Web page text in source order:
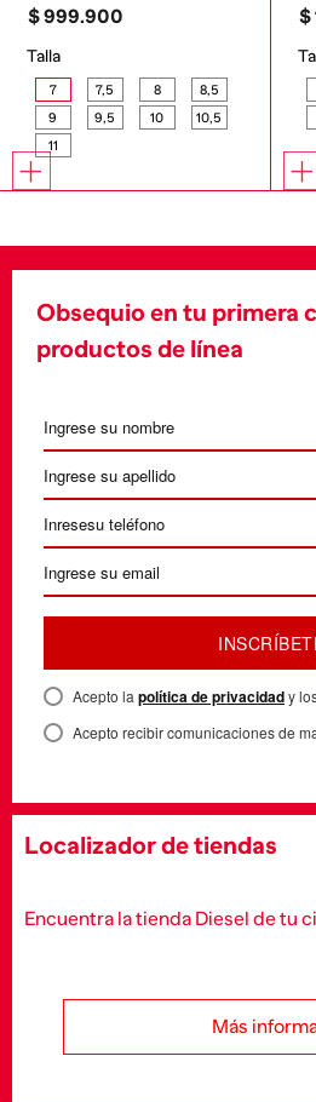
$999.900
Talla
7 7,5 8
8,5
9
9,5 10
10,5
11
$
Obsequio en tu primera
productos de línea
Acepto la política de privacidady
Acepto recibir comunicaciones de
Localizador de tiendas
Encuentra la tienda Diesel de tu
Más